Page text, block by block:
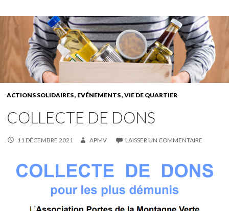
ACTIONS SOLIDAIRES EVÉNEMENTS VIE DE QUARTIER
COLLECTE DE DONS
11 DÉCEMBRE 2021 APMV LAISSER UN COMMENTAIRE